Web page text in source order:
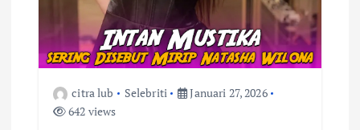
citra lub Selebriti
Januari 27, 2026
642 views